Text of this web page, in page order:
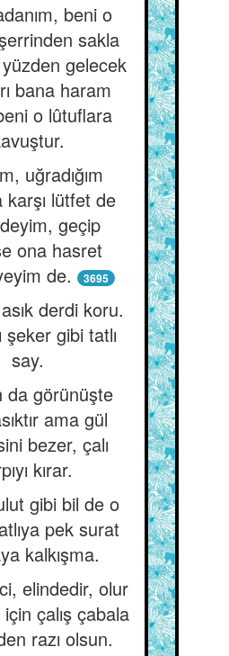
beni o
sakla
gelecek
bana haram
o lûtuflara
uğradığım
karşı lütfet de
geçip
ona hasret
de.
3695
derdi koru.
şeker gibi tatlı
say.
da görünüşte
ama gül
bezer, çalı
kırar.
gibi bil de o
pek surat
kalkışma.
elindedir, olur
çalış çabala
razı olsun.